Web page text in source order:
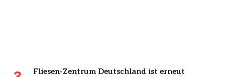
Fliesen-Zentrum Deutschland ist erneut